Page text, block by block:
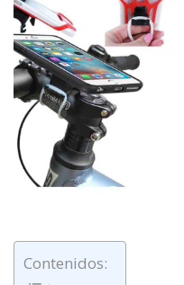
Contenidos: